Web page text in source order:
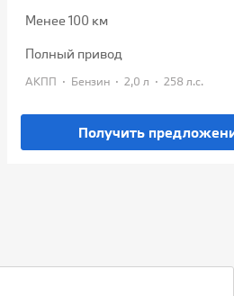
Менее 100 км
полный привод
АКПП · Бензин · 2,0 л · 258 л.с.
Получить